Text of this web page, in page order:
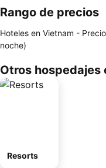
Rango de precios
Hoteles en Vietnam -
noche)
Otros hospedajes
Resorts